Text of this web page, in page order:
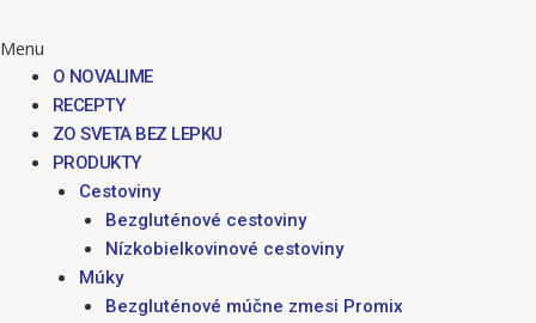
Menu
O NOVALIME
RECEPTY
ZO SVETA BEZ LEPKU
PRODUKTY
Cestoviny
Bezgluténové cestoviny
Nízkobielkovinové cestoviny
Múky
Bezgluténové múčne zmesi Promix